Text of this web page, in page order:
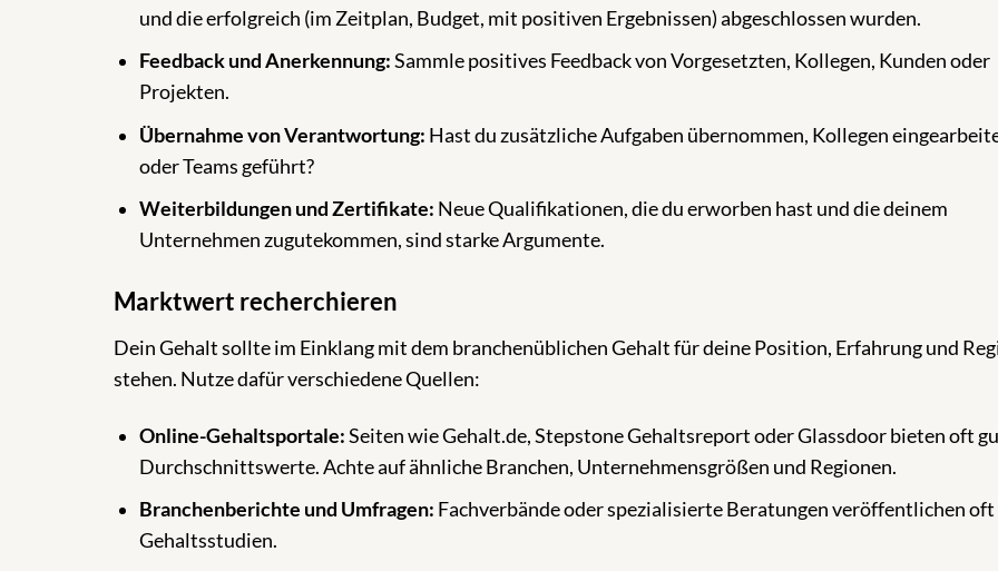
und die erfolgreich (im Zeitplan, Budget, mit positiven Ergebnissen) abgeschlossen wurden.
Feedback und Anerkennung:Sammle positives Feedback von Vorgesetzten, Kollegen, Kunden oder
Projekten.
Übernahme von Verantwortung: Hast du zusätzliche Aufgaben übernommen, Kollegen
oder Teams geführt?
Weiterbildungen und Zertifikate: Neue Qualifikationen, die du erworben hast und die deinem
Unternehmen zugutekommen, sind starke Argumente.
Marktwert recherchieren
Dein Gehalt sollte im Einklang mit dem branchenüblichen Gehalt für deine Position, Erfahrung und
stehen. Nutze dafür verschiedene Quellen:
Online-Gehaltsportale:Seiten wie Gehalt.de, Stepstone Gehaltsreport oder Glassdoor bieten oft
Durchschnittswerte. Achte auf ähnliche Branchen, Unternehmensgrößen und Regionen.
Branchenberichte und Umfragen: Fachverbände oder spezialisierte Beratungen veröffentlichen oft
Gehaltsstudien.